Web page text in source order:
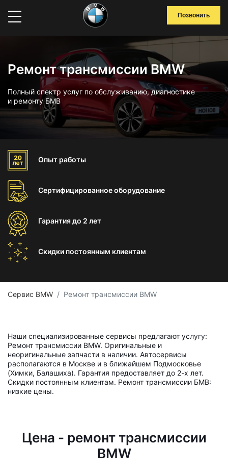
Позвонить
Ремонт трансмиссии BMW
Полный спектр услуг по обслуживанию, диагностике
и ремонту БМВ
Опыт работы
Сертифицированноеоборудование
Гарантиядо 2 лет
Скидки постоянным клиентам
Сервис BMW Ремонт трансмиссии BMW
Наши специализированные сервисы предлагают услугу:
Ремонт трансмиссии BMW. Оригинальные и
неоригинальные запчасти в наличии. Автосервисы
располагаются в Москве и в ближайшем Подмосковье
(Химки, Балашиха). Гарантия предоставляет до 2-х лет.
Скидки постоянным клиентам. Ремонт трансмиссии БМВ:
низкие цены.
Цена - ремонт трансмиссии
BMW